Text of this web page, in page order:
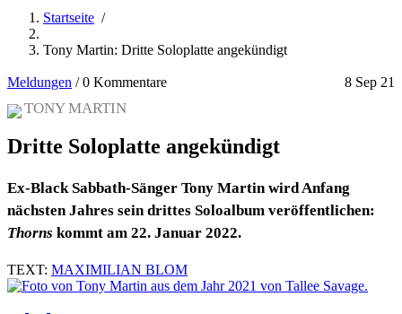
Startseite /
Tony Martin: Dritte Soloplatte angekündigt
Meldungen 8 Sep 21
/0 Kommentare
TONY MARTIN
Dritte Soloplatte angekündigt
Ex-Black Sabbath-Sänger Tony Martin wird Anfang
nächsten Jahres sein drittes Soloalbum veröffentlichen:
Thorns kommt am 22. Januar 2022.
TEXT: MAXIMILIAN BLOM